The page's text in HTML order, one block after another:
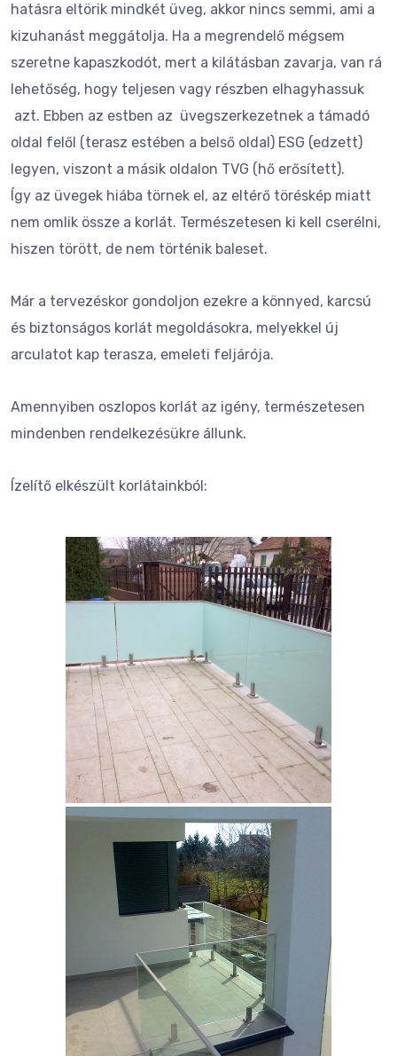
hatásra eltörik mindkét üveg, akkor nincs semmi, ami a
kizuhanást meggátolja. Ha a megrendelő mégsem
szeretne kapaszkodót, mert a kilátásban zavarja, van rá
lehetőség, hogy teljesen vagy részben elhagyhassuk
azt. Ebben az estben az üvegszerkezetnek a támadó
oldal felől (terasz estében a belső oldal) ESG (edzett)
legyen, viszont a másik oldalon TVG (hő erősített).
Így az üvegek hiába törnek el, az eltérő töréskép miatt
nem omlik össze a korlát. Természetesen ki kell cserélni,
hiszen törött, de nem történik baleset.
Már a tervezéskor gondoljon ezekre a könnyed, karcsú
és biztonságos korlát megoldásokra, melyekkel új
arculatot kap terasza, emeleti feljárója.
Amennyiben oszlopos korlát az igény, természetesen
mindenben rendelkezésükre állunk.
Ízelítő elkészült korlátainkból: